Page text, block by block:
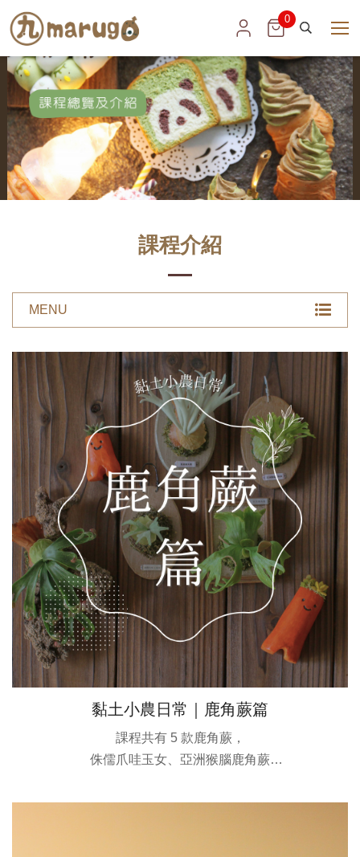
marugo
丸
子
搜
尋
展
選
單
0
課程介紹
MENU
黏土小農日常｜鹿角蕨篇
課程共有 5 款鹿角蕨，
侏儒爪哇玉女、亞洲猴腦鹿角蕨
除了調配柔軟感的黏土配方外，